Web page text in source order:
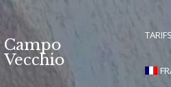
Campo
Vecchio